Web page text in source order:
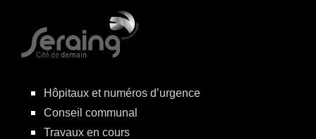
Hôpitaux et numéros d’urgence
Conseil communal
Travaux en cours